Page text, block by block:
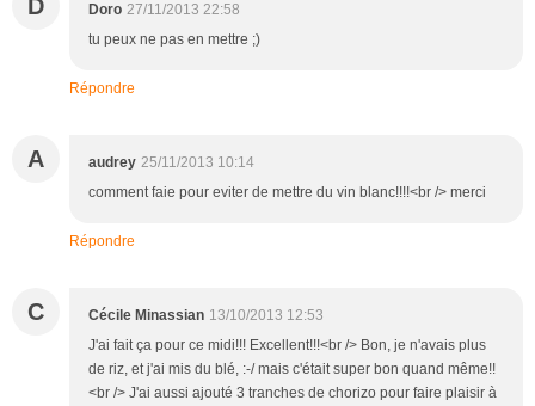
D Doro 27/11/2013 22:58
tu peux ne pas en mettre ;)
Répondre
A audrey 25/11/2013 10:14
comment faie pour eviter de mettre du vin blanc!!!!<br /> merci
Répondre
C Cécile Minassian 13/10/2013 12:53
J'ai fait ça pour ce midi!!! Excellent!!!<br /> Bon, je n'avais plus
de riz, et j'ai mis du blé, :-/ mais c'était super bon quand même!!
<br /> J'ai aussi ajouté 3 tranches de chorizo pour faire plaisir à